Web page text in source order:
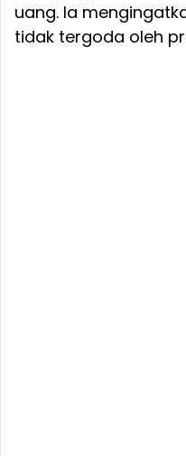
uang. Ia
tidak tergoda oleh